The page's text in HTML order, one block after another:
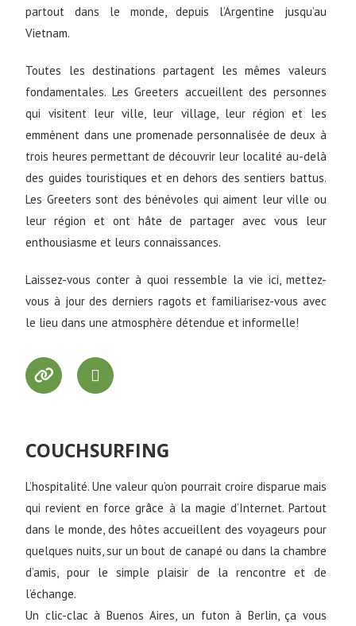
partout dans le monde, depuis l’Argentine jusqu’au
Vietnam.
Toutes les destinations partagent les mêmes valeurs
fondamentales. Les Greeters accueillent des personnes
qui visitent leur ville, leur village, leur région et les
emmènent dans une promenade personnalisée de deux à
trois heures permettant de découvrir leur localité au-delà
des guides touristiques et en dehors des sentiers battus.
Les Greeters sont des bénévoles qui aiment leur ville ou
leur région et ont hâte de partager avec vous leur
enthousiasme et leurs connaissances.
Laissez-vous conter à quoi ressemble la vie ici, mettez-
vous à jour des derniers ragots et familiarisez-vous avec
le lieu dans une atmosphère détendue et informelle!
COUCHSURFING
L’hospitalité. Une valeur qu’on pourrait croire disparue mais
qui revient en force grâce à la magie d’Internet. Partout
dans le monde, des hôtes accueillent des voyageurs pour
quelques nuits, sur un bout de canapé ou dans la chambre
d’amis, pour le simple plaisir de la rencontre et de
l’échange.
Un clic-clac à Buenos Aires, un futon à Berlin, ça vous